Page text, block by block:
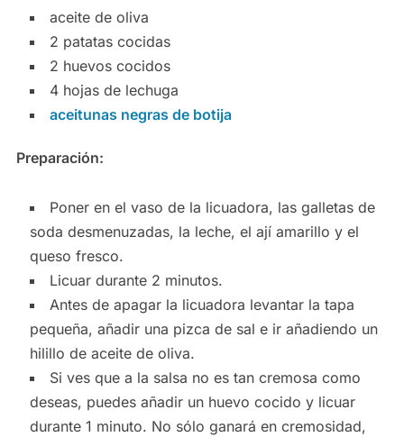
aceite de oliva
2 patatas cocidas
2 huevos cocidos
4 hojas de lechuga
aceitunas negras de botija
Preparación:
Poner en el vaso de la licuadora, las galletas de
soda desmenuzadas, la leche, el ají amarillo y el
queso fresco.
Licuar durante 2 minutos.
Antes de apagar la licuadora levantar la tapa
pequeña, añadir una pizca de sal e ir añadiendo un
hilillo de aceite de oliva.
Si ves que a la salsa no es tan cremosa como
deseas, puedes añadir un huevo cocido y licuar
durante 1 minuto. No sólo ganará en cremosidad,